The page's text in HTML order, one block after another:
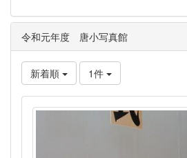
令和元年度 唐小写真館
新着順 1件